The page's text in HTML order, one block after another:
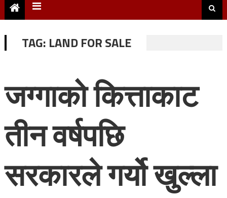
TAG: LAND FOR SALE
जग्गाको कित्ताकाट
तीन वर्षपछि
सरकारले गर्यो खुल्ला